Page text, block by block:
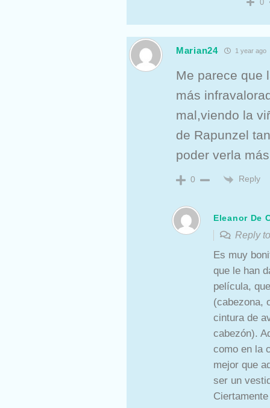
0
Marian24 1 year ago
Me parece que
más
mal,viendo la
de Rapunzel
poder verla
0 Reply
Eleanor De
Reply
Es muy
que le han
película,
(cabezona,
cintura de
cabezón).
como en la
mejor que
ser un